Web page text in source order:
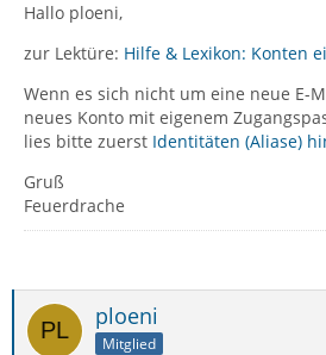
Hallo ploeni,
zur Lektüre: Hilfe & Lexikon: Konten
Wenn es sich nicht um eine neue E-
neues Konto mit eigenem
lies bitte zuerst Identitäten (Aliase)
Gruß
Feuerdrache
ploeni
Mitglied